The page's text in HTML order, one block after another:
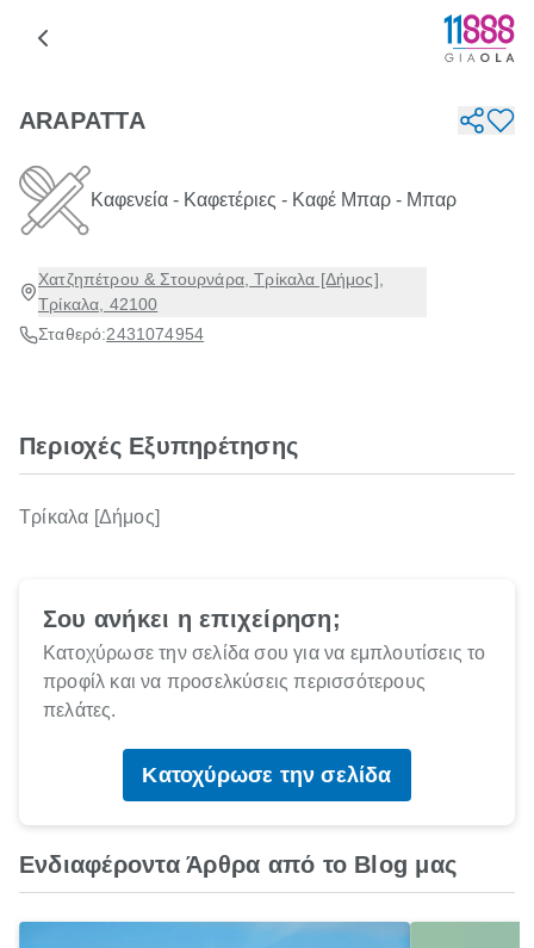
ARAPATTA
Καφενεία - Καφετέριες - Καφέ Μπαρ - Μπαρ
Χατζηπέτρου & Στουρνάρα, Τρίκαλα [Δήμος],
Τρίκαλα, 42100
Σταθερό:2431074954
Περιοχές Εξυπηρέτησης
Τρίκαλα [Δήμος]
Σου ανήκει η επιχείρηση;
Κατοχύρωσε την σελίδα σου για να εμπλουτίσεις το
προφίλ και να προσελκύσεις περισσότερους
πελάτες.
Κατοχύρωσε την σελίδα
Ενδιαφέροντα Άρθρα από το Blog μας